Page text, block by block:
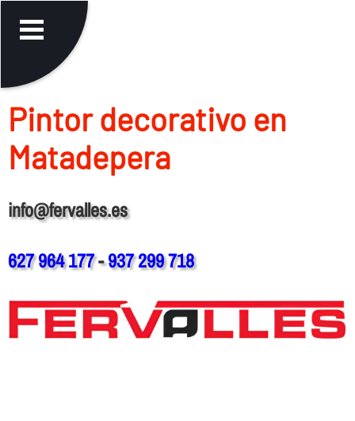
Pintor decorativo en
Matadepera
info@fervalles.es
627 964 177-937 299 718